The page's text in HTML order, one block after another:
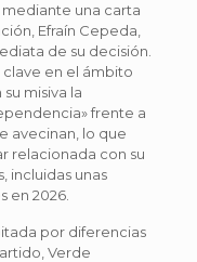
una carta
Efraín Cepeda,
de su decisión.
clave en el ámbito
misiva la
frente a
avecinan, lo que
relacionada con su
incluidas unas
en 2026.
por diferencias
Verde